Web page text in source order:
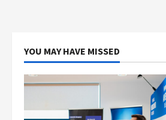
YOU MAY HAVE MISSED